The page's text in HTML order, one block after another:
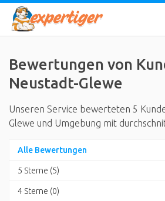
Bewertungen von
Neustadt-Glewe
Unseren Service bewerteten 5
Glewe und Umgebung mit
Alle Bewertungen
5 Sterne (5)
4 Sterne (0)